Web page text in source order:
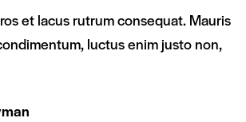
et lacus rutrum consequat. Mauris
luctus enim justo non,